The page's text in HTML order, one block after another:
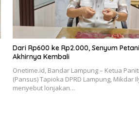
Dari Rp600 ke Rp2.000, Senyum
Akhirnya Kembali
Onetime.id, Bandar Lampung – Ketua
(Pansus) Tapioka DPRD Lampung, Mikdar
menyebut lonjakan…